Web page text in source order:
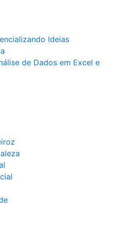
Ideias
de Dados em Excel e